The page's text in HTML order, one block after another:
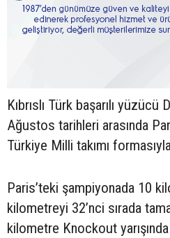
Kıbrıslı Türk başarılı
Ağustos tarihleri arasında
Türkiye Milli takımı
Paris’teki şampiyonada 10
kilometreyi 32’nci sırada
kilometre Knockout